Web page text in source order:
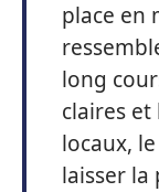
place en
long
claires
locaux,
laisser la